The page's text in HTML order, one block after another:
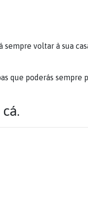
sempre voltar à sua
que poderás